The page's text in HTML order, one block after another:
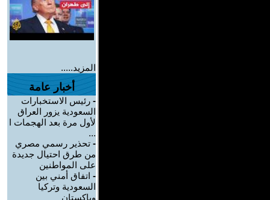
المزيد.....
أخبار عامة
- رئيس الاستخبارات
السعودية يزور العراق
لأول مرة بعد الهجمات ا
...
- تحذير رسمي مصري
من طرق احتيال جديدة
على المواطنين
- اتفاق أمني بين
السعودية وتركيا
وباكستان